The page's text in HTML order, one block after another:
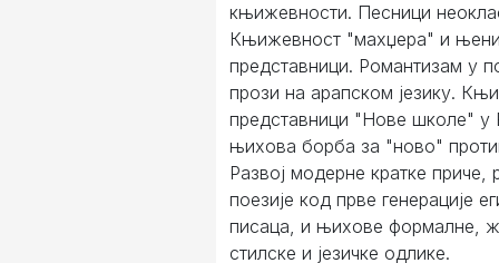
књижевности. Песници
Књижевност "махџера" и
представници. Романтизам у
прози на арапском језику.
представници "Нове школе" у
њихова борба за "ново"
Развој модерне кратке приче,
поезије код прве генерације
писаца, и њихове формалне,
стилске и језичке одлике.